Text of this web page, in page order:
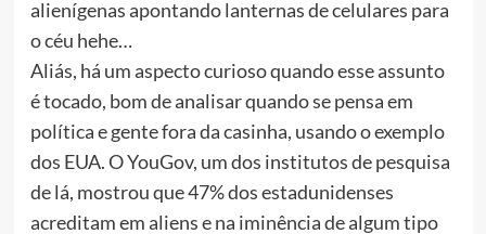
alienígenas apontando lanternas de celulares para
o céu hehe…
Aliás, há um aspecto curioso quando esse assunto
é tocado, bom de analisar quando se pensa em
política e gente fora da casinha, usando o exemplo
dos EUA. O YouGov, um dos institutos de pesquisa
de lá, mostrou que 47% dos estadunidenses
acreditam em aliens e na iminência de algum tipo